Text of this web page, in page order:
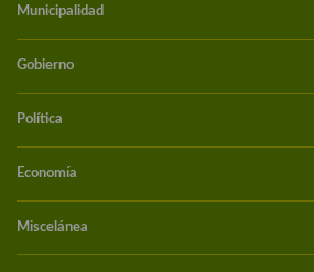
Municipalidad
Gobierno
Política
Economía
Miscelánea